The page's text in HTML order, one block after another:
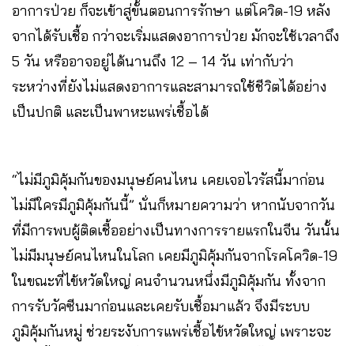
อาการป่วย ก็จะเข้าสู่ขั้นตอนการรักษา แต่โควิด-19 หลัง
จากได้รับเชื้อ กว่าจะเริ่มแสดงอาการป่วย มักจะใช้เวลาถึง
5 วัน หรืออาจอยู่ได้นานถึง 12 – 14 วัน เท่ากับว่า
ระหว่างที่ยังไม่แสดงอาการและสามารถใช้ชีวิตได้อย่าง
เป็นปกติ และเป็นพาหะแพร่เชื้อได้
“ไม่มีภูมิคุ้มกันของมนุษย์คนไหน เคยเจอไวรัสนี้มาก่อน
ไม่มีใครมีภูมิคุ้มกันนี้” นั่นก็หมายความว่า หากนับจากวัน
ที่มีการพบผู้ติดเชื้ออย่างเป็นทางการรายแรกในจีน วันนั้น
ไม่มีมนุษย์คนไหนในโลก เคยมีภูมิคุ้มกันจากโรคโควิด-19
ในขณะที่ไข้หวัดใหญ่ คนจำนวนหนึ่งมีภูมิคุ้มกัน ทั้งจาก
การรับวัคซีนมาก่อนและเคยรับเชื้อมาแล้ว จึงมีระบบ
ภูมิคุ้มกันหมู่ ช่วยระงับการแพร่เชื้อไข้หวัดใหญ่ เพราะจะ